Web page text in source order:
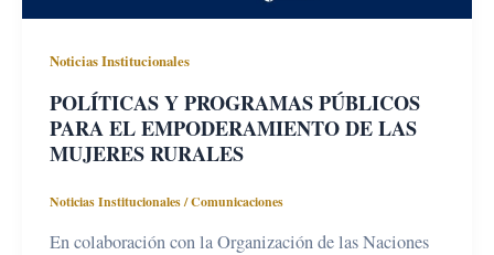
Noticias Institucionales
POLÍTICAS Y PROGRAMAS PÚBLICOS
PARA EL EMPODERAMIENTO DE LAS
MUJERES RURALES
Noticias Institucionales/Comunicaciones
En colaboración con la Organización de las Naciones